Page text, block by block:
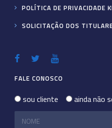
POLÍTICA DE PRIVACIDADE
SOLICITAÇÃO DOS
FALE CONOSCO
sou cliente ainda não